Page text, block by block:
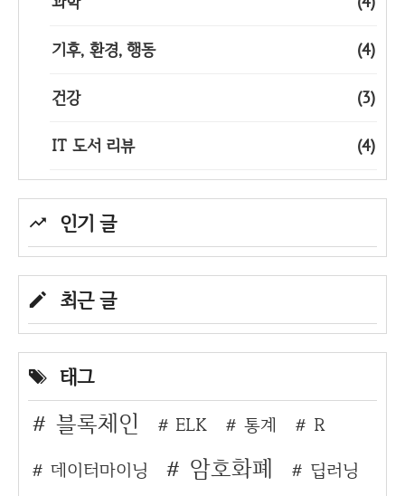
기후, 환경, 행동 (4)
건강 (3)
IT 도서 리뷰 (4)
인기 글
최근 글
태그
블록체인 ELK 통계
R
데이터마이닝
암호화폐
딥러닝